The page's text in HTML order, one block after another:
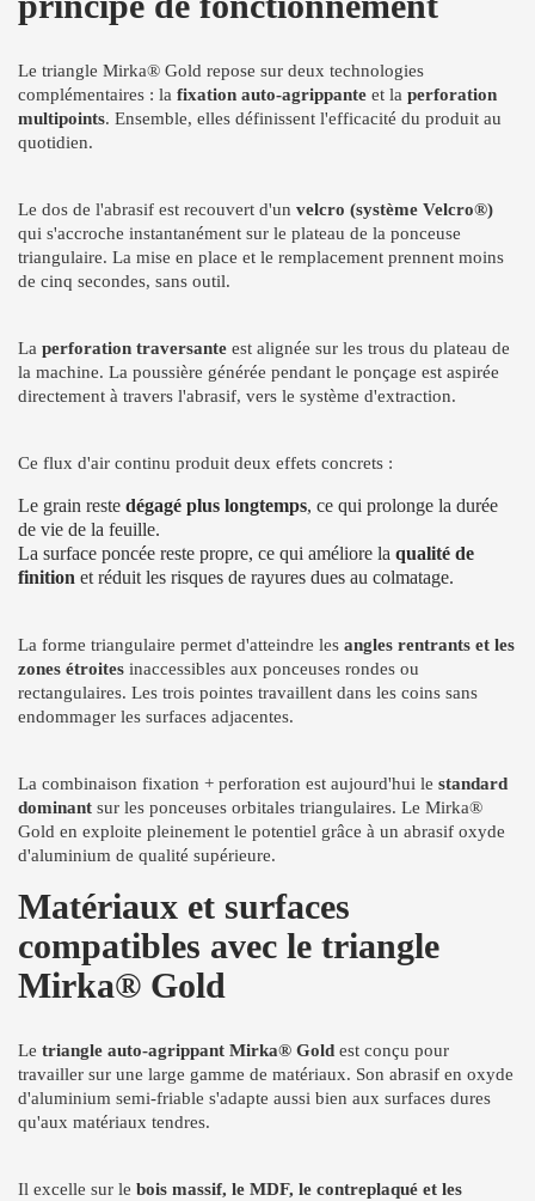
Le triangle Mirka® Gold repose sur deux technologies
complémentaires : la fixation auto-agrippante et la perforation
multipoints. Ensemble, elles définissent l'efficacité du produit au
quotidien.
Le dos de l'abrasif est recouvert d'un velcro (système Velcro®)
qui s'accroche instantanément sur le plateau de la ponceuse
triangulaire. La mise en place et le remplacement prennent moins
de cinq secondes, sans outil.
La perforation traversante est alignée sur les trous du plateau de
la machine. La poussière générée pendant le ponçage est aspirée
directement à travers l'abrasif, vers le système d'extraction.
Ce flux d'air continu produit deux effets concrets :
Le grain reste dégagé plus longtemps, ce qui prolonge la durée
de vie de la feuille.
La surface poncée reste propre, ce qui améliore la qualité de
finition et réduit les risques de rayures dues au colmatage.
La forme triangulaire permet d'atteindre les angles rentrants et les
zones étroites inaccessibles aux ponceuses rondes ou
rectangulaires. Les trois pointes travaillent dans les coins sans
endommager les surfaces adjacentes.
La combinaison fixation + perforation est aujourd'hui le standard
dominant sur les ponceuses orbitales triangulaires. Le Mirka®
Gold en exploite pleinement le potentiel grâce à un abrasif oxyde
d'aluminium de qualité supérieure.
Matériaux et surfaces
compatibles avec le triangle
Mirka® Gold
Le triangle auto-agrippant Mirka® Gold est conçu pour
travailler sur une large gamme de matériaux. Son abrasif en oxyde
d'aluminium semi-friable s'adapte aussi bien aux surfaces dures
qu'aux matériaux tendres.
Il excelle sur le bois massif, le MDF, le contreplaqué et les